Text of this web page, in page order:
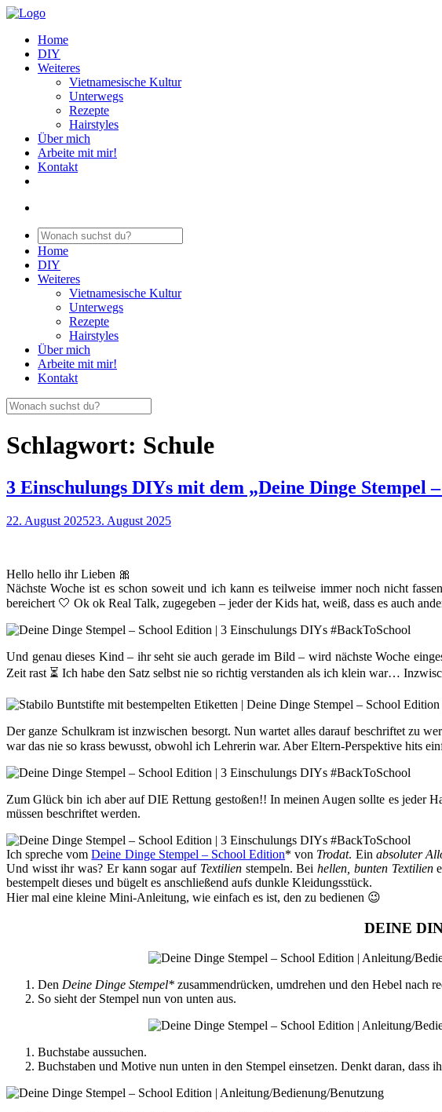
Home
DIY
Weiteres
Vietnamesische Kultur
Unterwegs
Rezepte
Hairstyles
Über mich
Arbeite mit mir!
Kontakt
Home
DIY
Weiteres
Vietnamesische Kultur
Unterwegs
Rezepte
Hairstyles
Über mich
Arbeite mit mir!
Kontakt
Schlagwort: Schule
3 Einschulungs DIYs mit dem „Deine Dinge Stempel
22. August 202523. August 2025
Hello hello ihr Lieben 🎀
Nächste Woche ist es schon soweit und ich kann es teilweise immer noch nicht
bereichert 🤍 Ok ok Real Talk, zugegeben – jeder der Kids hat, weiß, dass es auch
Und genau dieses Kind – ihr seht sie auch gerade im Bild – wird nächste Woche
Zeit rast ⏳ Ich habe den Satz selbst nie so richtig verstanden als ich klein war…
Der ganze Schulkram ist inzwischen besorgt. Nun wartet alles darauf beschriftet zu
war das nie so krass bewusst, obwohl ich Lehrerin war. Aber Eltern-Perspektive hits
Zum Glück bin ich aber auf DIE Rettung gestoßen!! In meinen Augen sollte es jeder
müssen beschriftet werden.
Ich spreche vomDeine Dinge Stempel – School Edition* von Trodat. Ein absoluter
Und wisst ihr was? Er kann sogar auf Textilienstempeln. Beihellen, bunten Textilien
bestempelt dieses und bügelt es anschließend aufs dunkle Kleidungsstück.
Hier mal eine kleine Mini-Anleitung, wie einfach es ist, den zu bedienen 😉
DEINE
Den Deine Dinge Stempel* zusammendrücken, umdrehen und den Hebel nach
So sieht der Stempel nun von unten aus.
Buchstabe aussuchen.
Buchstaben und Motive nun unten in den Stempel einsetzen. Denkt daran, dass